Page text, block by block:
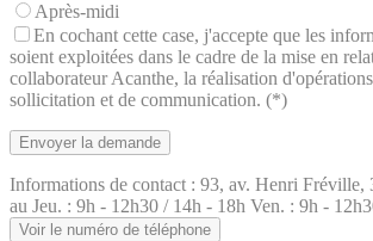
Après-midi
En cochant cette case, j'accepte que les
soient exploitées dans le cadre de la mise en
collaborateur Acanthe, la réalisation
sollicitation et de communication. (*)
Informations de contact : 93, av. Henri Fréville,
au Jeu. : 9h - 12h30 / 14h - 18h Ven. : 9h -
Voir le numéro de téléphone